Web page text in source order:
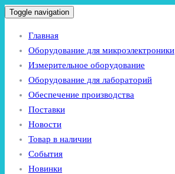
Toggle navigation
Главная
Оборудование для микроэлектроники
Измерительное оборудование
Оборудование для лабораторий
Обеспечение производства
Поставки
Новости
Товар в наличии
События
Новинки